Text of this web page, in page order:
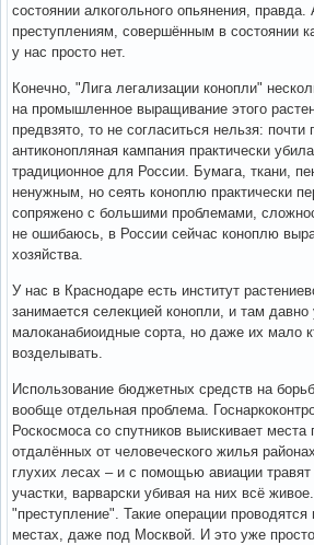
состоянии алкогольного опьянения, правда.
преступлениям, совершённым в состоянии
у нас просто нет.
Конечно, "Лига легализации конопли"
на промышленное выращивание этого
предвзято, то не согласиться нельзя: почти
антиконопляная кампания практически
традиционное для России. Бумага, ткани,
ненужным, но сеять коноплю практически
сопряжено с большими проблемами,
не ошибаюсь, в России сейчас коноплю
хозяйства.
У нас в Краснодаре есть институт
занимается селекцией конопли, и там
малоканабиоидные сорта, но даже их мало
возделывать.
Использование бюджетных средств на
вообще отдельная проблема.
Роскосмоса со спутников выискивает места
отдалённых от человеческого жилья
глухих лесах – и с помощью авиации
участки, варварски убивая на них всё
"преступление". Такие операции
местах, даже под Москвой. И это уже